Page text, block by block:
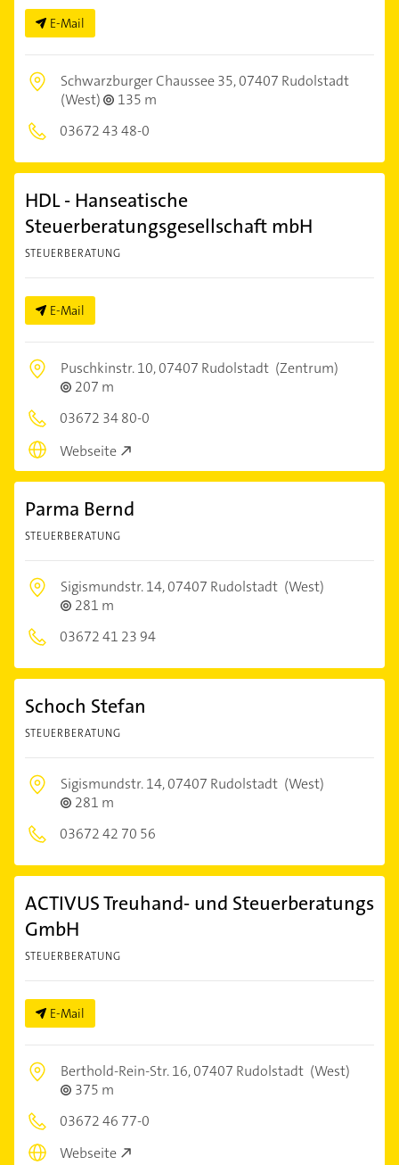
E-Mail
Schwarzburger Chaussee 35,07407 Rudolstadt
(West)
135 m
03672 43 48-0
HDL - Hanseatische
Steuerberatungsgesellschaft mbH
STEUERBERATUNG
E-Mail
Puschkinstr. 10,07407 Rudolstadt (Zentrum)
207 m
03672 34 80-0
Webseite
Parma Bernd
STEUERBERATUNG
Sigismundstr. 14,07407 Rudolstadt (West)
281 m
03672 41 23 94
Schoch Stefan
STEUERBERATUNG
Sigismundstr. 14,07407 Rudolstadt (West)
281 m
03672 42 70 56
ACTIVUS Treuhand- und Steuerberatungs
GmbH
STEUERBERATUNG
E-Mail
Berthold-Rein-Str. 16,07407 Rudolstadt (West)
375 m
03672 46 77-0
Webseite